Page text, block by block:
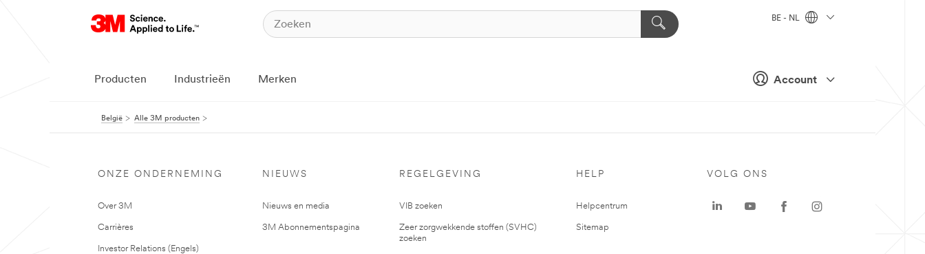
Account
BE - NL
Producten Industrieën Merken
België Alle 3M producten
ONZE ONDERNEMING
Over 3M
Carrières
Investor Relations (Engels)
NIEUWS
Nieuws en media
3M Abonnementspagina
REGELGEVING
VIB zoeken
Zeer zorgwekkende stoffen (SVHC)
zoeken
HELP
Helpcentrum
Sitemap
VOLG ONS